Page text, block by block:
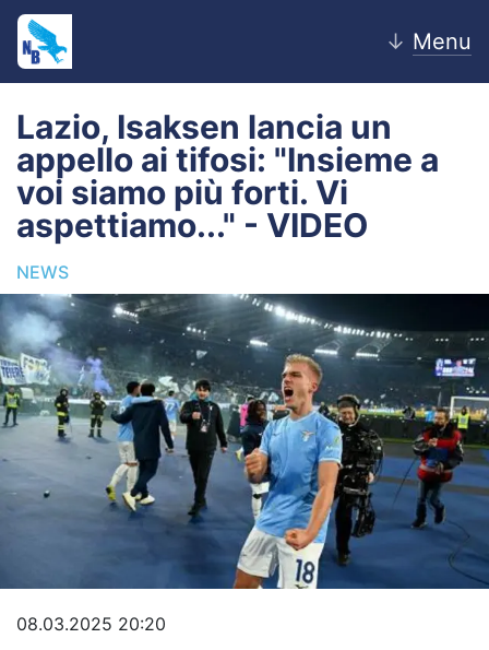
↓ Menu
Home
News
Editoriale
Pagelle
Settore Giovanile
Lazio Women
Calciomercato
Lazio, Isaksen lancia un
appello ai tifosi: "Insieme a
voi siamo più forti. Vi
aspettiamo..." - VIDEO
NEWS
08.03.2025 20:20